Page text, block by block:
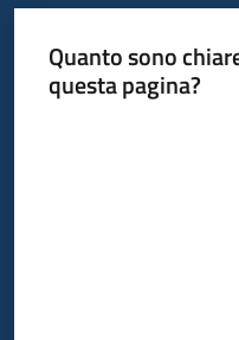
Quanto sono
questa pagina?